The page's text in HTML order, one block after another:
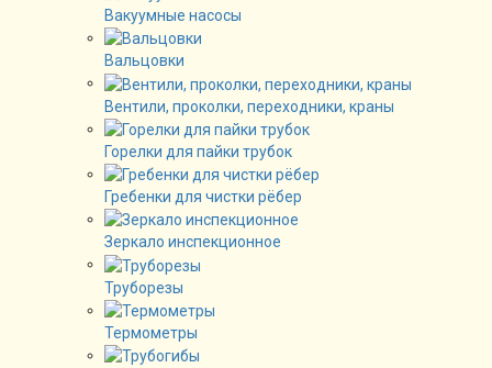
Вакуумные насосы
Вальцовки
Вентили, проколки, переходники, краны
Горелки для пайки трубок
Гребенки для чистки рёбер
Зеркало инспекционное
Труборезы
Термометры